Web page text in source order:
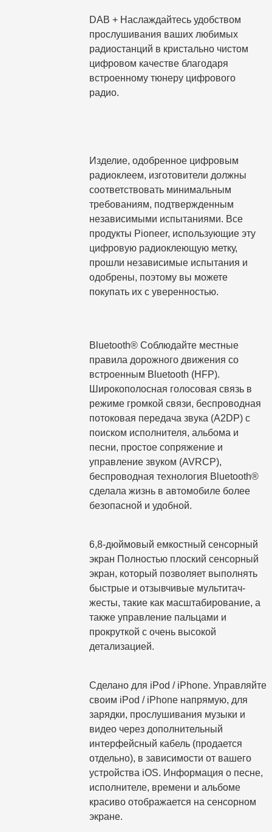
DAB + Наслаждайтесь удобством
прослушивания ваших любимых
радиостанций в кристально чистом
цифровом качестве благодаря
встроенному тюнеру цифрового
радио.
Изделие, одобренное цифровым
радиоклеем, изготовители должны
соответствовать минимальным
требованиям, подтвержденным
независимыми испытаниями. Все
продукты Pioneer, использующие эту
цифровую радиоклеющую метку,
прошли независимые испытания и
одобрены, поэтому вы можете
покупать их с уверенностью.
Bluetooth® Соблюдайте местные
правила дорожного движения со
встроенным Bluetooth (HFP).
Широкополосная голосовая связь в
режиме громкой связи, беспроводная
потоковая передача звука (A2DP) с
поиском исполнителя, альбома и
песни, простое сопряжение и
управление звуком (AVRCP),
беспроводная технология Bluetooth®
сделала жизнь в автомобиле более
безопасной и удобной.
6,8-дюймовый емкостный сенсорный
экран Полностью плоский сенсорный
экран, который позволяет выполнять
быстрые и отзывчивые мультитач-
жесты, такие как масштабирование, а
также управление пальцами и
прокруткой с очень высокой
детализацией.
Сделано для iPod / iPhone. Управляйте
своим iPod / iPhone напрямую, для
зарядки, прослушивания музыки и
видео через дополнительный
интерфейсный кабель (продается
отдельно), в зависимости от вашего
устройства iOS. Информация о песне,
исполнителе, времени и альбоме
красиво отображается на сенсорном
экране.